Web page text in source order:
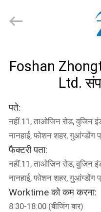
हमारे
बारे
कारखाना
भ्रमण
Foshan
Ltd.
पते:
नहीं.11, ताओजिन रोड, वुजिन
नानहाई, फोशन शहर, गुआंग्डोंग
फैक्टरी पता:
नहीं.11, ताओजिन रोड, वुजिन
नानहाई, फोशन शहर, गुआंग्डोंग
Worktime को कम करना:
8:30-18:00 (बीजिंग बार)